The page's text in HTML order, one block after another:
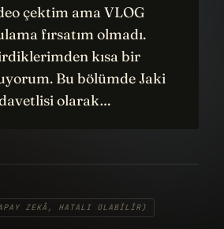
çektim ama VLOG
fırsatım olmadı.
kısa bir
Bu bölümde Jaki
olarak…
ZEKÂ, HATALI OLABILIR)